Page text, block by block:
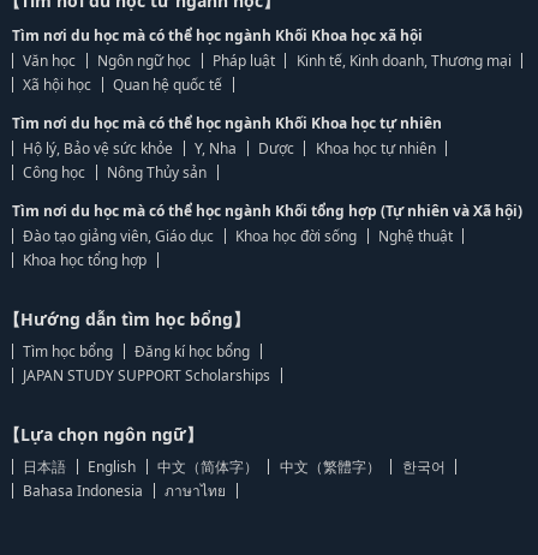
Tìm nơi du học mà có thể học ngành Khối Khoa học xã hội
Văn học
Ngôn ngữ học Pháp luật
Kinh tế, Kinh doanh, Thương mại
Xã hội học
Quan hệ quốc tế
Tìm nơi du học mà có thể học ngành Khối Khoa học tự nhiên
Hộ lý, Bảo vệ sức khỏe
Y, Nha Dược
Khoa học tự nhiên
Công học
Nông Thủy sản
Tìm nơi du học mà có thể học ngành Khối tổng hợp (Tự nhiên và Xã hội)
Đào tạo giảng viên, Giáo dục
Khoa học đời sống
Nghệ thuật
Khoa học tổng hợp
【Hướng dẫn tìm học bổng】
Tìm học bổng
Đăng kí học bổng
JAPAN STUDY SUPPORT Scholarships
【Lựa chọn ngôn ngữ】
日本語 English 中文（简体字） 中文（繁體字）
한국어
Bahasa Indonesia
ภาษาไทย